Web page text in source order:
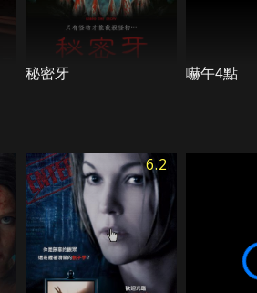
秘密牙 嚇午4點
6.2